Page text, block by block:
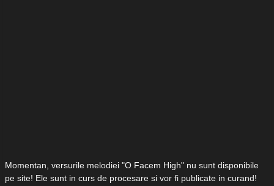
Momentan, versurile melodiei "O Facem High" nu sunt disponibile
pe site! Ele sunt in curs de procesare si vor fi publicate in curand!